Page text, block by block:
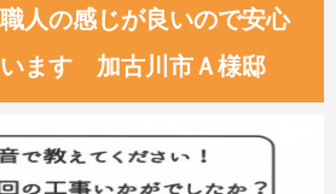
人の感じが良いので安心
います 加古川市Ａ様邸